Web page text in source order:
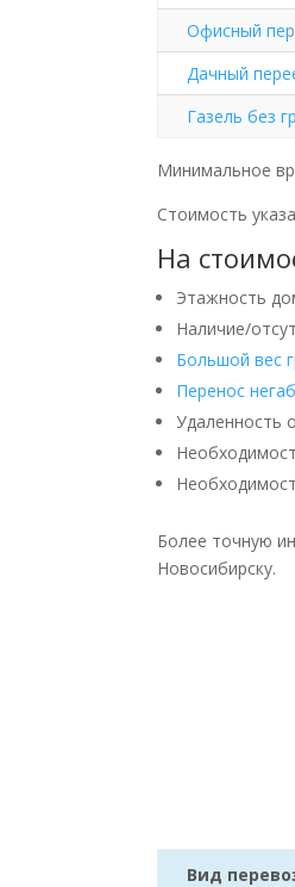
Офисный
Дачный
Газель без
Минимальное
Стоимость
На
Этажность
Наличие/
Большой вес
Перенос
Удаленность
Более точную
Новосибирску.
Вид